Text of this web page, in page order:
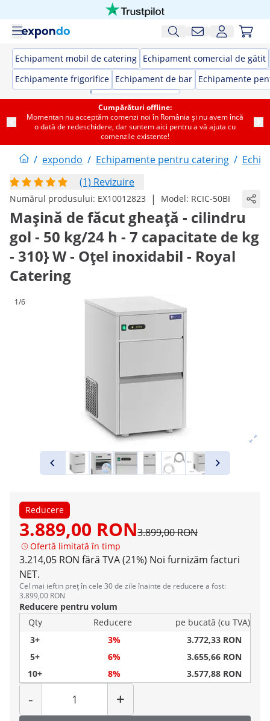
Echipament mobil de catering Echipament comercial de gătit
Echipamente frigorifice Echipament de bar Echipamente
Cumpărături offline:
Momentan nu acceptăm comenzi noi în România și nu avem încă
o dată de redeschidere, dar suntem aici pentru a vă ajuta cu
comenzile existente!
/ expondo / Echipamente pentru catering /
(1) Revizuire
Numărul produsului: EX10012823 | Model: RCIC-50BI
Mașină de făcut gheață - cilindru
gol - 50 kg/24 h - 7 capacitate de kg
- 310} W - Oțel inoxidabil - Royal
Catering
1/6
Reducere
3.889,00 RON3.899,00 RON
Ofertă limitată în timp
3.214,05 RON fără TVA (21%) Noi furnizăm facturi
NET.
Cel mai ieftin preț în cele 30 de zile înainte de reducere a fost:
3.899,00 RON
Reducere pentru volum
Qty
Reducere
pe bucată (cu TVA)
3+
3%
3.772,33 RON
5+
6%
3.655,66 RON
10+
8% 3.577,88 RON
-
Cantitate
+